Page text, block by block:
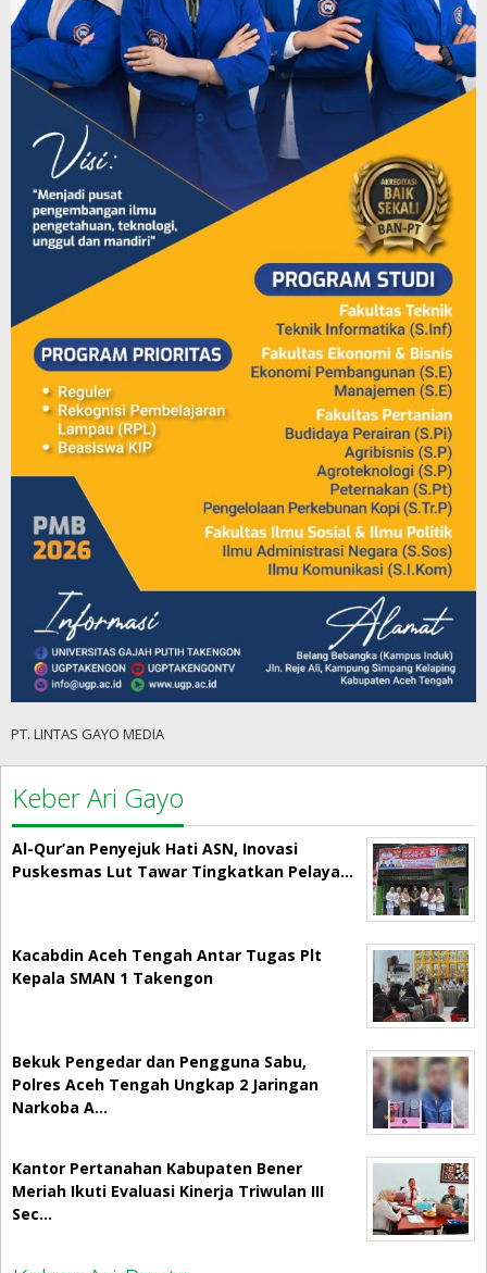
PT. LINTAS GAYO MEDIA
Keber Ari Gayo
Al-Qur’an Penyejuk Hati ASN, Inovasi
Puskesmas Lut Tawar Tingkatkan Pelaya…
Kacabdin Aceh Tengah Antar Tugas Plt
Kepala SMAN 1 Takengon
Bekuk Pengedar dan Pengguna Sabu,
Polres Aceh Tengah Ungkap 2 Jaringan
Narkoba A…
Kantor Pertanahan Kabupaten Bener
Meriah Ikuti Evaluasi Kinerja Triwulan III
Sec…